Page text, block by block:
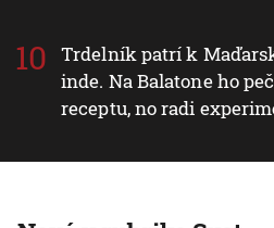
Trdelník patrí k
inde. Na Balatone ho
receptu, no radi